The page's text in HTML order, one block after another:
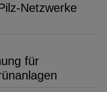
Netzwerke
für